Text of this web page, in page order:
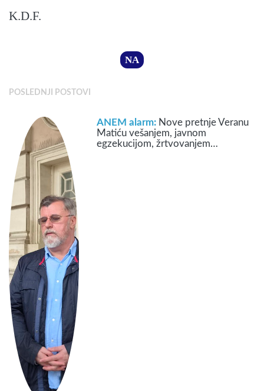
K.D.F.
NA
POSLEDNJI POSTOVI
ANEM alarm: Nove pretnje Veranu
Matiću vešanjem, javnom
egzekucijom, žrtvovanjem…